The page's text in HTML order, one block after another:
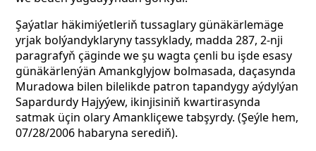
Şaýatlar häkimiýetleriň tussaglary günäkärlemäge
yrjak bolýandyklaryny tassyklady, madda 287, 2-nji
paragrafyň çägindewe şu wagta çenli bu işde esasy
günäkärlenýän Amankglyjow bolmasada, daçasynda
Muradowa bilen bilelikde patron tapandygy aýdylýan
Sapardurdy Hajyýew, ikinjisiniň kwartirasynda
satmak üçin olary Amankliçewe tabşyrdy. (Şeýle hem,
07/28/2006 habaryna serediň).